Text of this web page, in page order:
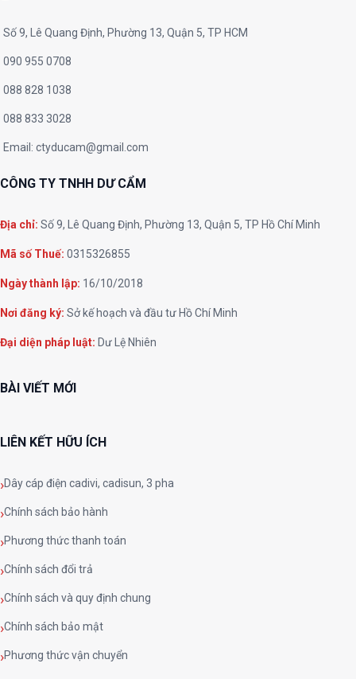
Số 9, Lê Quang Định, Phường 13, Quận 5, TP HCM
090 955 0708
088 828 1038
088 833 3028
Email: ctyducam@gmail.com
CÔNG TY TNHH DƯ CẨM
Địa chỉ: Số 9, Lê Quang Định, Phường 13, Quận 5, TP Hồ Chí Minh
Mã số Thuế: 0315326855
Ngày thành lập: 16/10/2018
Nơi đăng ký: Sở kế hoạch và đầu tư Hồ Chí Minh
Đại diện pháp luật: Dư Lệ Nhiên
BÀI VIẾT MỚI
LIÊN KẾT HỮU ÍCH
Dây cáp điện cadivi, cadisun, 3 pha
Chính sách bảo hành
Phương thức thanh toán
Chính sách đổi trả
Chính sách và quy định chung
Chính sách bảo mật
Phương thức vận chuyển